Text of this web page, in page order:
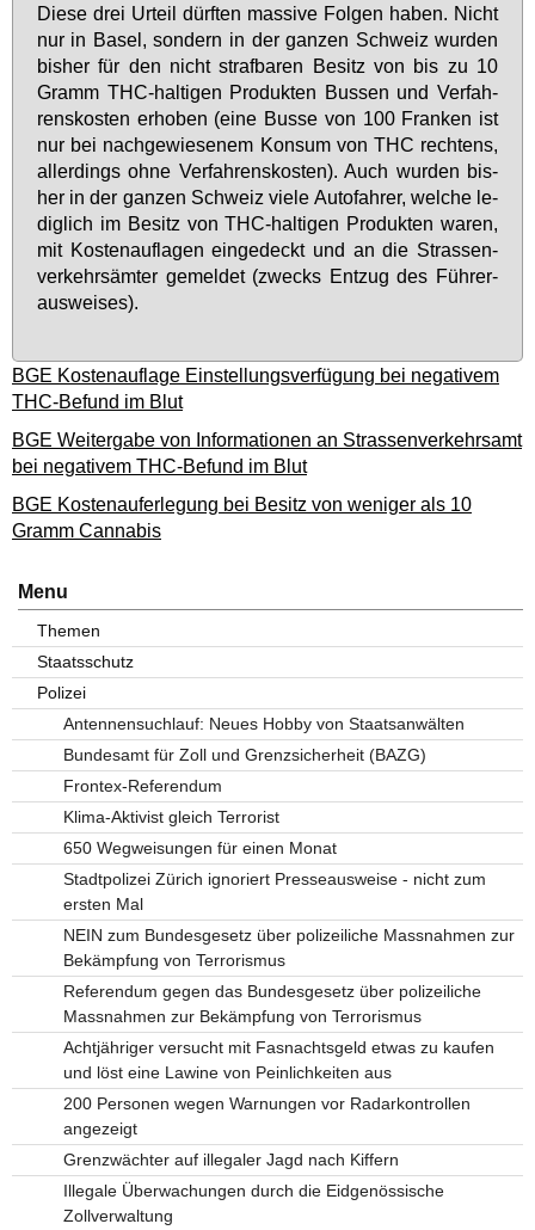
Die­se drei Ur­teil dürf­ten mas­si­ve Fol­gen ha­ben. Nicht
nur in Ba­sel, son­dern in der gan­zen Schweiz wur­den
bis­her für den nicht straf­ba­ren Be­sitz von bis zu 10
Gramm THC-hal­ti­gen Pro­duk­ten Bus­sen und Ver­fah­
rens­kos­ten er­ho­ben (ei­ne Bus­se von 100 Fran­ken ist
nur bei nach­ge­wie­se­nem Kon­sum von THC rech­tens,
al­ler­dings oh­ne Ver­fah­rens­kos­ten). Auch wur­den bis­
her in der gan­zen Schweiz vie­le Au­to­fah­rer, wel­che le­
dig­lich im Be­sitz von THC-hal­ti­gen Pro­duk­ten wa­ren,
mit Kos­ten­auf­la­gen ein­ge­deckt und an die Stras­sen­
ver­kehrs­äm­ter ge­mel­det (zwecks Ent­zug des Füh­rer­
aus­wei­ses).
BGE Kostenauflage Einstellungsverfügung bei negativem
THC-Befund im Blut
BGE Weitergabe von Informationen an Strassenverkehrsamt
bei negativem THC-Befund im Blut
BGE Kostenauferlegung bei Besitz von weniger als 10
Gramm Cannabis
Menu
Themen
Staatsschutz
Polizei
Antennensuchlauf: Neues Hobby von Staatsanwälten
Bundesamt für Zoll und Grenzsicherheit (BAZG)
Frontex-Referendum
Klima-Aktivist gleich Terrorist
650 Wegweisungen für einen Monat
Stadtpolizei Zürich ignoriert Presseausweise - nicht zum
ersten Mal
NEIN zum Bundesgesetz über polizeiliche Massnahmen zur
Bekämpfung von Terrorismus
Referendum gegen das Bundesgesetz über polizeiliche
Massnahmen zur Bekämpfung von Terrorismus
Achtjähriger versucht mit Fasnachtsgeld etwas zu kaufen
und löst eine Lawine von Peinlichkeiten aus
200 Personen wegen Warnungen vor Radarkontrollen
angezeigt
Grenzwächter auf illegaler Jagd nach Kiffern
Illegale Überwachungen durch die Eidgenössische
Zollverwaltung